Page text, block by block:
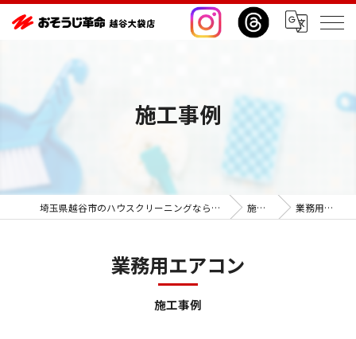
施工事例
埼玉県越谷市のハウスクリーニングならおそうじ革命越谷大袋店 施工事例 業務用エアコン
施工事例
業務用エアコン